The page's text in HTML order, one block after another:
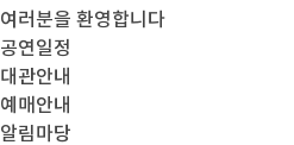
여러분을 환영합니다
공연일정
대관안내
예매안내
알림마당